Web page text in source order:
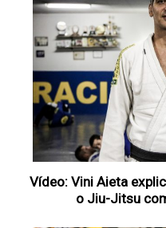
Vídeo: Vini Aieta
o Jiu-Jitsu